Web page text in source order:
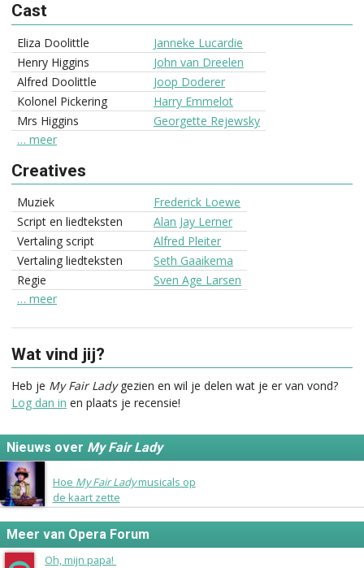
Cast
Eliza Doolittle
Janneke Lucardie
Henry Higgins
John van Dreelen
Alfred Doolittle
Joop Doderer
Kolonel Pickering
Harry Emmelot
Mrs Higgins
Georgette Rejewsky
… meer
Creatives
Muziek
Frederick Loewe
Script en liedteksten
Alan Jay Lerner
Vertaling script
Alfred Pleiter
Vertaling liedteksten
Seth Gaaikema
Regie
Sven Age Larsen
… meer
Wat vind jij?
Heb je My Fair Ladygezien en wil je delen wat je er van vond?
Log dan in en plaats je recensie!
Nieuws over My Fair Lady
Hoe My Fair Ladymusicals op
de kaart zette
Meer van Opera Forum
Oh, mijn papa!